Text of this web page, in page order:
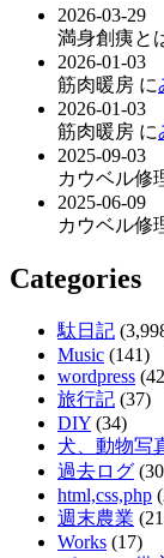
2026-03-29
満身創痍と
2026-01-03
筋肉暖房 に
2026-01-03
筋肉暖房 に
2025-09-03
カウベル修
2025-06-09
カウベル修
Categories
駄日記
Music (141)
wordpress
旅行記 (37)
DIY (34)
犬、動物写
過去ログ
html,css,php
週末農業
Works (17)